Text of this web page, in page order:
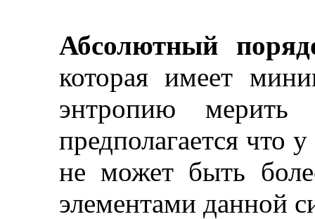
Абсолютный
которая имеет
энтропию мерить
предполагается что
не может быть
элементами данной